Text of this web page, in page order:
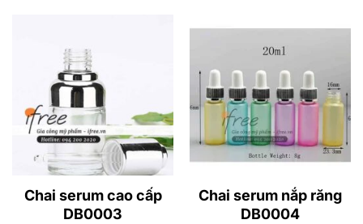
Chai serum cao cấp
DB0003
Chai serum nắp răng
DB0004